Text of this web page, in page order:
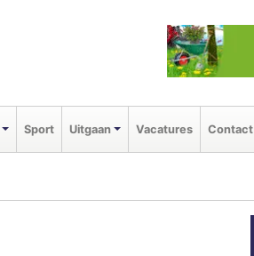
Sport Uitgaan Vacatures Contact